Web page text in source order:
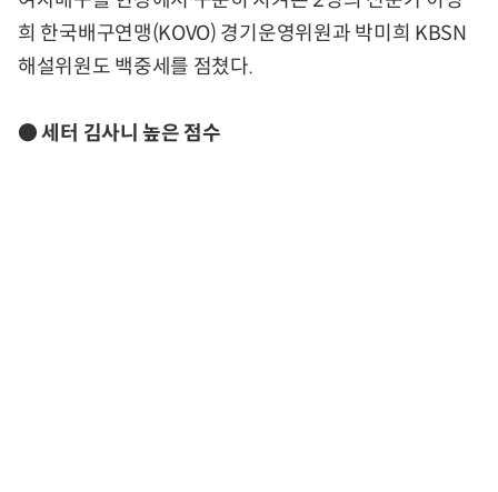
희 한국배구연맹(KOVO) 경기운영위원과 박미희 KBSN
해설위원도 백중세를 점쳤다.
● 세터 김사니 높은 점수